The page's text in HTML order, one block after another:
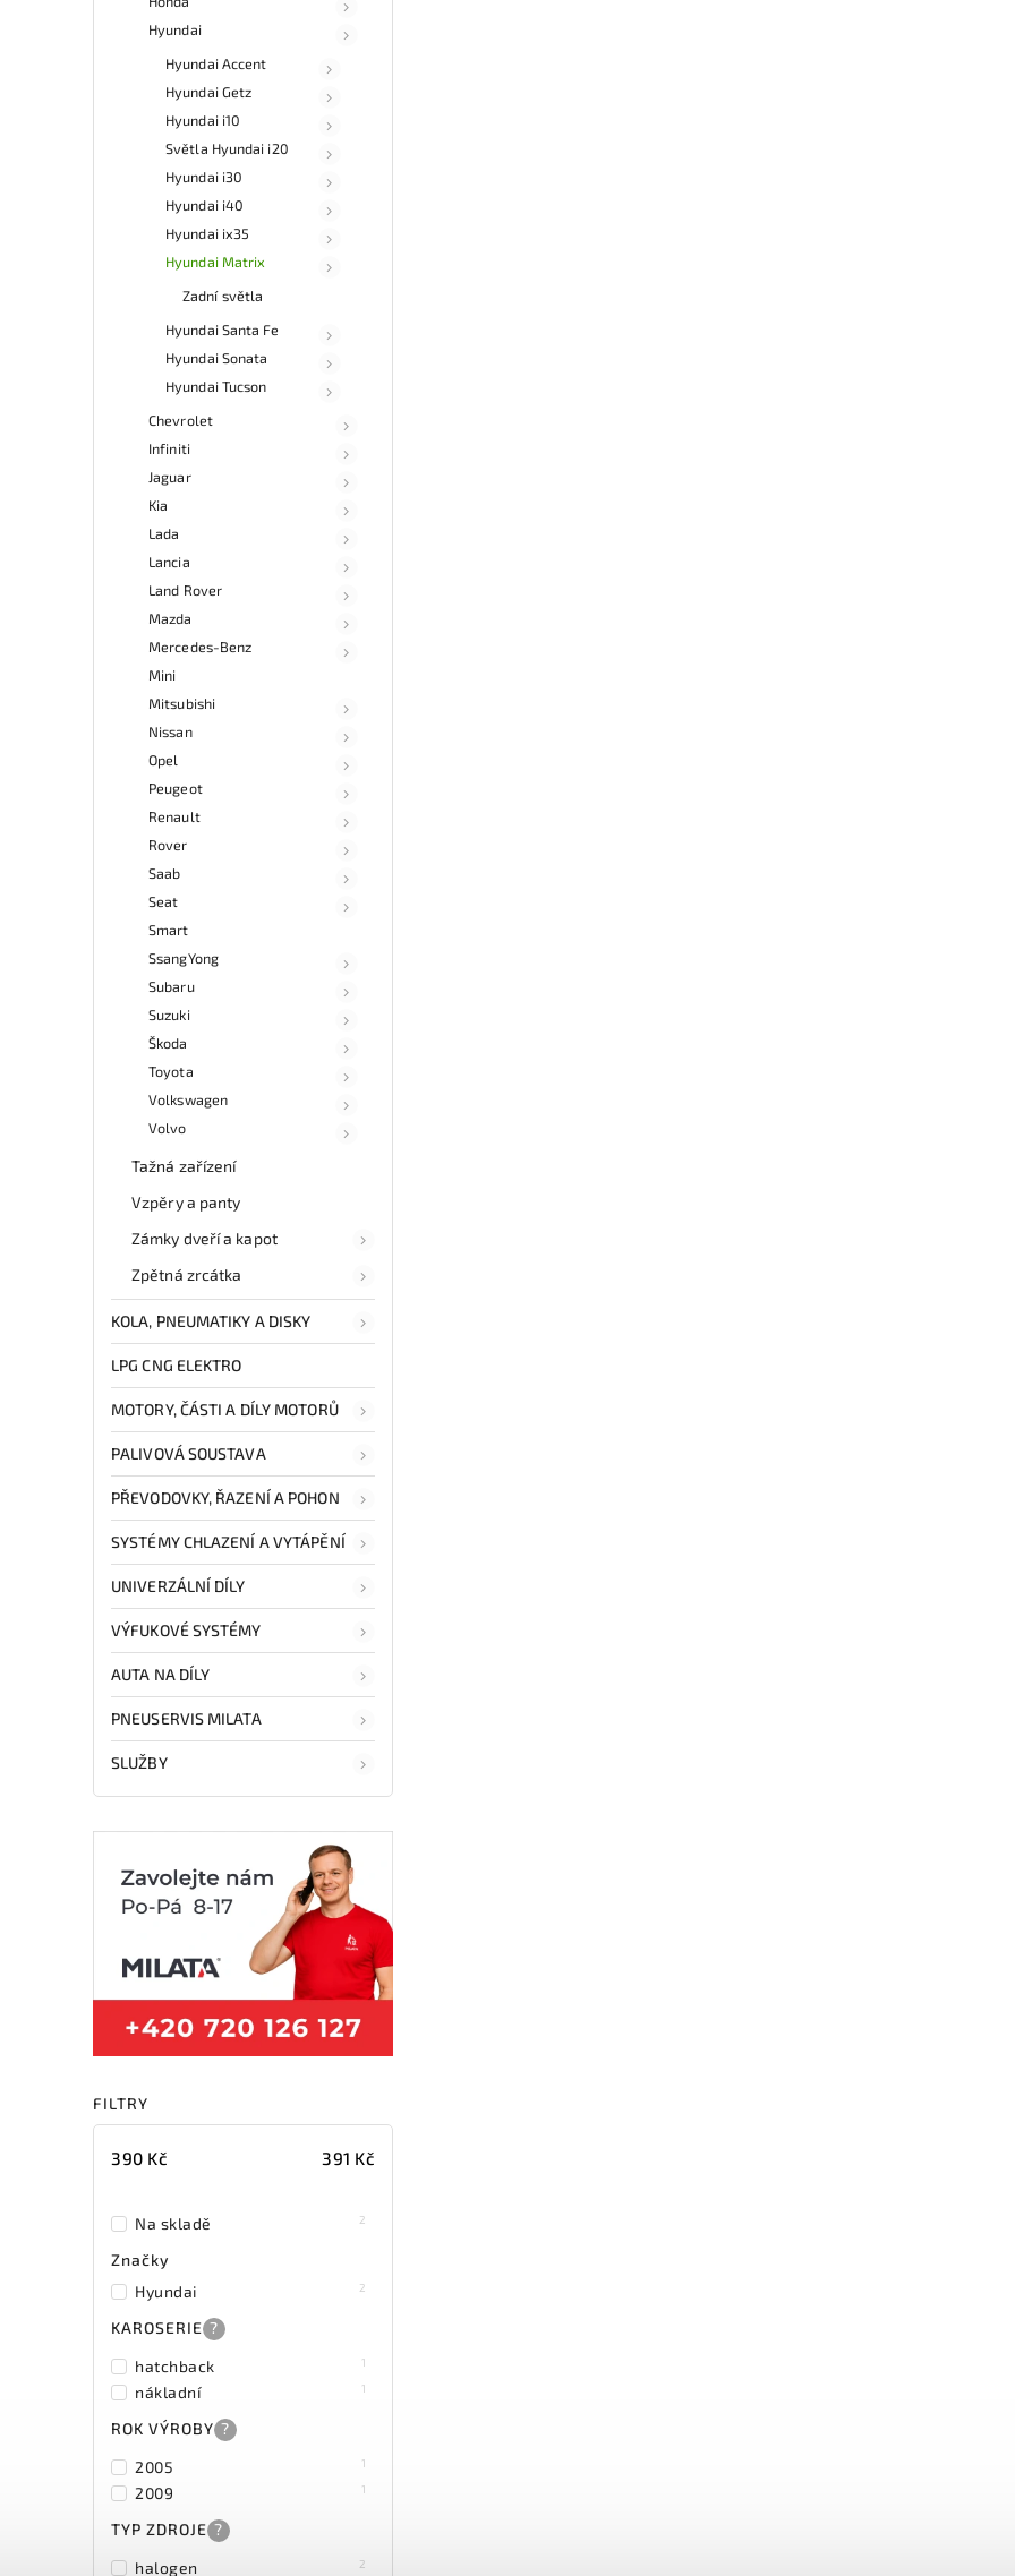
Hyundai
Hyundai Accent
Hyundai Getz
Hyundai i10
Světla Hyundai i20
Hyundai i30
Hyundai i40
Hyundai ix35
Hyundai Matrix
Zadní světla
Hyundai Santa Fe
Hyundai Sonata
Hyundai Tucson
Chevrolet
Infiniti
Jaguar
Kia
Lada
Lancia
Land Rover
Mazda
Mercedes-Benz
Mini
Mitsubishi
Nissan
Opel
Peugeot
Renault
Rover
Saab
Seat
Smart
SsangYong
Subaru
Suzuki
Škoda
Toyota
Volkswagen
Volvo
Tažná zařízení
Vzpěry a panty
Zámky dveří a kapot
Zpětná zrcátka
KOLA, PNEUMATIKY A DISKY
LPG CNG ELEKTRO
MOTORY, ČÁSTI A DÍLY MOTORŮ
PALIVOVÁ SOUSTAVA
PŘEVODOVKY, ŘAZENÍ A POHON
SYSTÉMY CHLAZENÍ A VYTÁPĚNÍ
UNIVERZÁLNÍ DÍLY
VÝFUKOVÉ SYSTÉMY
AUTA NA DÍLY
PNEUSERVIS MILATA
SLUŽBY
FILTRY
390 Kč 391 Kč
Na skladě 2
Značky
Hyundai
2
KAROSERIE ?
hatchback
1
nákladní 1
ROK VÝROBY ?
2005
1
2009 1
TYP ZDROJE ?
halogen
2